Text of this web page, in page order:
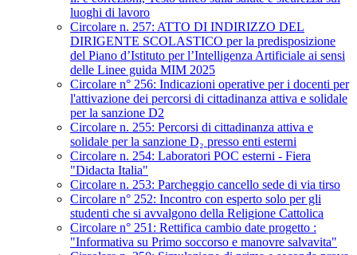
luoghi di lavoro
Circolare n. 257: ATTO DI INDIRIZZO DEL
DIRIGENTE SCOLASTICO per la predisposizione
del Piano d’Istituto per l’Intelligenza Artificiale ai sensi
delle Linee guida MIM 2025
Circolare n° 256: Indicazioni operative per i docenti per
l'attivazione dei percorsi di cittadinanza attiva e solidale
per la sanzione D2
Circolare n. 255: Percorsi di cittadinanza attiva e
solidale per la sanzione D₂ presso enti esterni
Circolare n. 254: Laboratori POC esterni - Fiera
"Didacta Italia"
Circolare n. 253: Parcheggio cancello sede di via tirso
Circolare n° 252: Incontro con esperto solo per gli
studenti che si avvalgono della Religione Cattolica
Circolare n° 251: Rettifica cambio date progetto :
"Informativa su Primo soccorso e manovre salvavita"